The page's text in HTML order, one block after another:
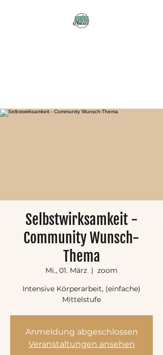
Selbstwirksamkeit -
Community Wunsch-
Thema
Mi., 01. März
  |
zoom
Intensive Körperarbeit, (einfache)
Mittelstufe
Anmeldung abgeschlossen
Veranstaltungen ansehen